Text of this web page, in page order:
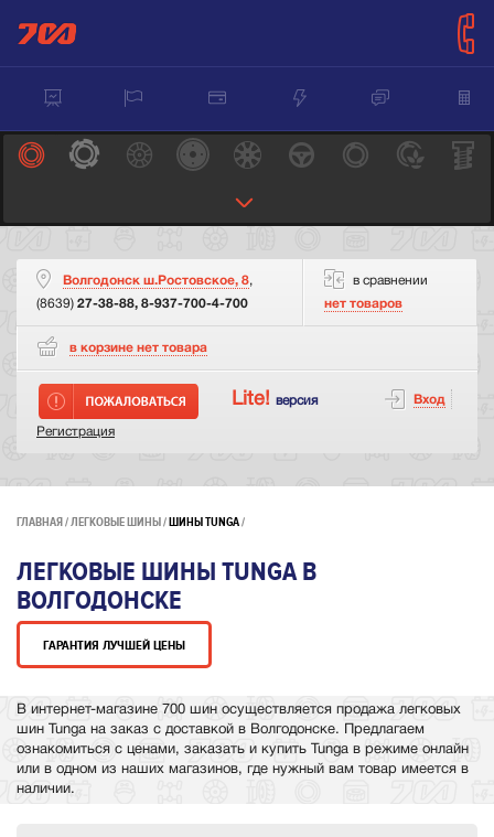
Волгодонск ш.Ростовское, 8,
(8639) 27-38-88, 8-937-700-4-700
в сравнении
нет товаров
в корзине нет товара
Lite! версия Вход
Регистрация
ГЛАВНАЯ ЛЕГКОВЫЕ ШИНЫ ШИНЫ TUNGA
ЛЕГКОВЫЕ ШИНЫ TUNGA В
ВОЛГОДОНСКЕ
ГАРАНТИЯ ЛУЧШЕЙ ЦЕНЫ
В интернет-магазине 700 шин осуществляется продажа легковых
шин Tunga на заказ с доставкой в Волгодонске. Предлагаем
ознакомиться с ценами, заказать и купить Tunga в режиме онлайн
или в одном из наших магазинов, где нужный вам товар имеется в
наличии.